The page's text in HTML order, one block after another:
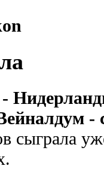
-
сыграла